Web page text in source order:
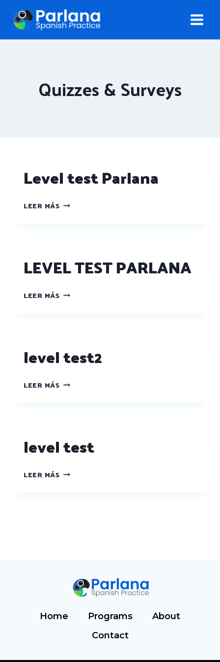
Quizzes & Surveys
Level test Parlana
LEER MÁS
LEVEL TEST PARLANA
LEER MÁS
level test2
LEER MÁS
level test
LEER MÁS
Home Programs
About
Contact